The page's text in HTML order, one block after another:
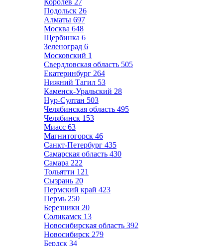
Королёв 27
Подольск 26
Алматы 697
Москва 648
Щербинка 6
Зеленоград 6
Московский 1
Свердловская область 505
Екатеринбург 264
Нижний Тагил 53
Каменск-Уральский 28
Нур-Султан 503
Челябинская область 495
Челябинск 153
Миасс 63
Магнитогорск 46
Санкт-Петербург 435
Самарская область 430
Самара 222
Тольятти 121
Сызрань 20
Пермский край 423
Пермь 250
Березники 20
Соликамск 13
Новосибирская область 392
Новосибирск 279
Бердск 34